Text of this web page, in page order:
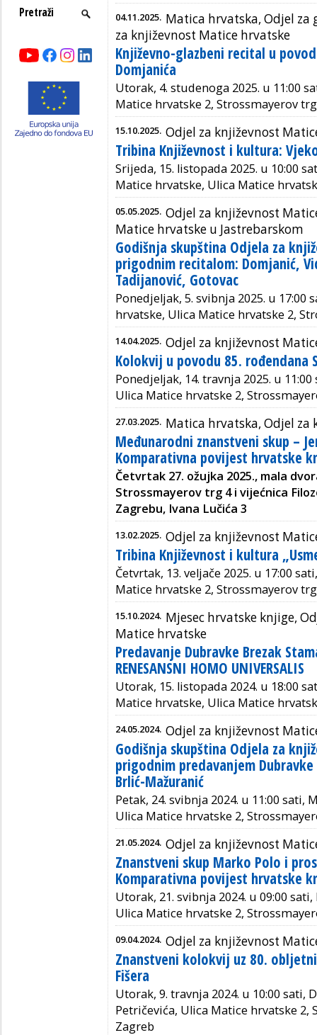
04.11.2025. Matica hrvatska, Odjel za
za književnost Matice hrvatske
Književno-glazbeni recital u
Domjanića
Utorak, 4. studenoga 2025. u 11:00
Matice hrvatske 2, Strossmayerov
15.10.2025. Odjel za književnost
Tribina Književnost i kultura:
Srijeda, 15. listopada 2025. u 10:00
Matice hrvatske, Ulica Matice
05.05.2025. Odjel za književnost
Matice hrvatske u Jastrebarskom
Godišnja skupština Odjela za
prigodnim recitalom: Domjanić,
Tadijanović, Gotovac
Ponedjeljak, 5. svibnja 2025. u 17:00
hrvatske, Ulica Matice hrvatske 2,
14.04.2025. Odjel za književnost
Kolokvij u povodu 85. rođendana
Ponedjeljak, 14. travnja 2025. u
Ulica Matice hrvatske 2,
27.03.2025. Matica hrvatska, Odjel
Međunarodni znanstveni skup –
Komparativna povijest hrvatske
Četvrtak 27. ožujka 2025., mala
Strossmayerov trg 4 i vijećnica
Zagrebu, Ivana Lučića 3
13.02.2025. Odjel za književnost
Tribina Književnost i kultura
Četvrtak, 13. veljače 2025. u 17:00
Matice hrvatske 2, Strossmayerov
15.10.2024. Mjesec hrvatske knjige,
Matice hrvatske
Predavanje Dubravke Brezak
RENESANSNI HOMO UNIVERSALIS
Utorak, 15. listopada 2024. u 18:00
Matice hrvatske, Ulica Matice
24.05.2024. Odjel za književnost
Godišnja skupština Odjela za
prigodnim predavanjem
Brlić-Mažuranić
Petak, 24. svibnja 2024. u 11:00 sati,
Ulica Matice hrvatske 2,
21.05.2024. Odjel za književnost
Znanstveni skup Marko Polo i
Komparativna povijest hrvatske
Utorak, 21. svibnja 2024. u 09:00
Ulica Matice hrvatske 2,
09.04.2024. Odjel za književnost
Znanstveni kolokvij uz 80.
Fišera
Utorak, 9. travnja 2024. u 10:00 sati,
Petričevića, Ulica Matice hrvatske 2,
Zagreb